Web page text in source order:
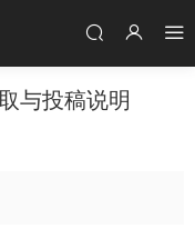
与投稿说明